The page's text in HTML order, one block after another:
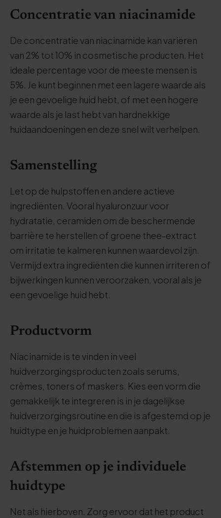
Concentratie van niacinamide
De concentratie van niacinamide kan variëren
van 2% tot 10% in cosmetische producten. Het
ideale percentage voor de meeste mensen is
5%. Je kunt beginnen met een lagere waarde als
je een gevoelige huid hebt, of met een hogere
waarde als je last hebt van hardnekkige
huidaandoeningen en deze snel wilt verhelpen.
Samenstelling
Let op de hulpstoffen en andere actieve
ingrediënten. Vooral hyaluronzuur voor
hydratatie, ceramiden om de beschermende
barrière te herstellen of groene thee-extract
om irritatie te kalmeren kunnen waardevol zijn.
Vermijd extra ingrediënten die kunnen irriteren of
bijwerkingen kunnen veroorzaken, vooral als je
een gevoelige huid hebt.
Productvorm
Niacinamide is te vinden in veel
huidverzorgingsproducten zoals serums,
crèmes, toners of maskers. Kies een vorm die
gemakkelijk te integreren is in je dagelijkse
huidverzorgingsroutine en die is afgestemd op je
huidtype en je huidproblemen aanpakt.
Afstemmen op je individuele
huidtype
Net als hierboven. Zorg ervoor dat het product